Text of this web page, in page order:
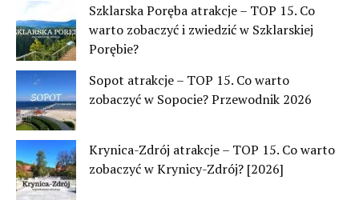
Szklarska Poręba atrakcje – TOP 15. Co
warto zobaczyć i zwiedzić w Szklarskiej
Porębie?
Sopot atrakcje – TOP 15. Co warto
zobaczyć w Sopocie? Przewodnik 2026
Krynica-Zdrój atrakcje – TOP 15. Co warto
zobaczyć w Krynicy-Zdrój? [2026]